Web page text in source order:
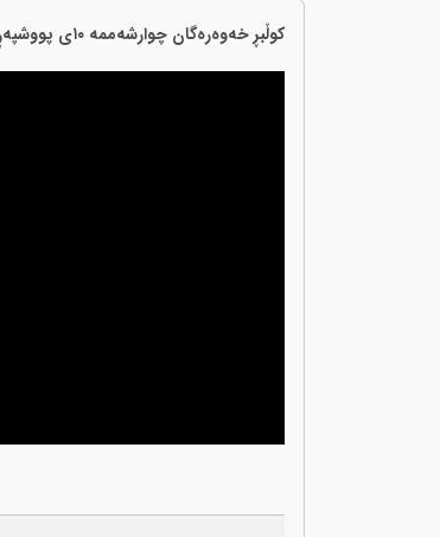
کوڵبڕ خەوەرەگان چوارشەممە ١٠ی پووشپەڕی ١٤٠٥